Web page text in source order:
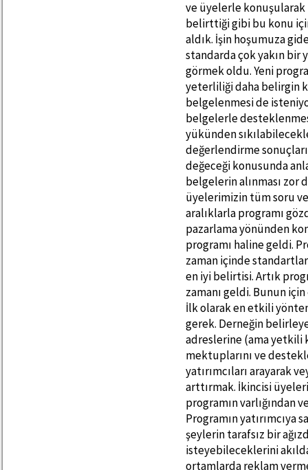
ve üyelerle
belirttiği gibi bu konu
aldık. İşin hoşumuza
standarda çok yakın
görmek oldu. Yeni
yeterliliği daha belirgin
belgelenmesi de
belgelerle
yükünden
değerlendirme
değeceği konusunda
belgelerin alınması zor
üyelerimizin tüm soru
aralıklarla programı
pazarlama yönünden
programı haline geldi.
zaman içinde
en iyi belirtisi. Artık
zamanı geldi. Bunun
İlk olarak en etkili
gerek. Derneğin
adreslerine (ama yetkili
mektuplarını ve
yatırımcıları arayarak
arttırmak. İkincisi
programın
Programın yatırımcıya
şeylerin tarafsız bir
isteyebileceklerini
ortamlarda reklam